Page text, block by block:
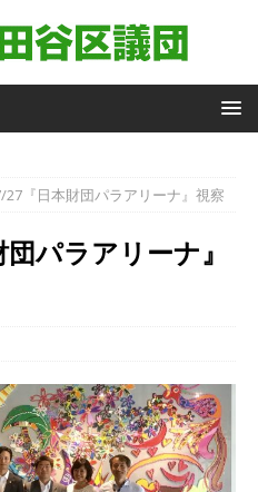
27『日本財団パラアリーナ』視察
パラアリーナ』